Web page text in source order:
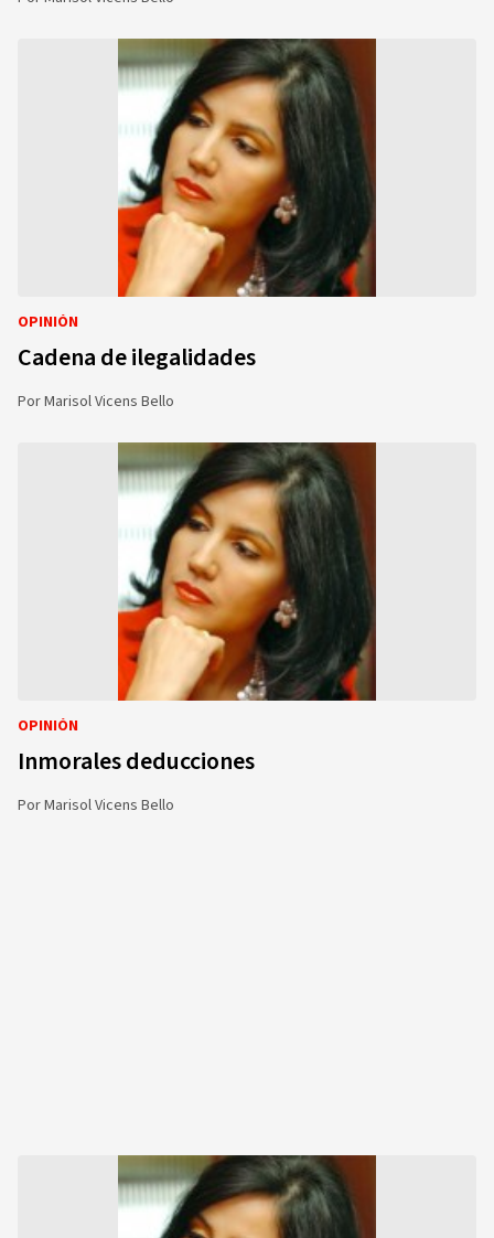
OPINIÓN
Cadena de ilegalidades
PorMarisol Vicens Bello
OPINIÓN
Inmorales deducciones
PorMarisol Vicens Bello